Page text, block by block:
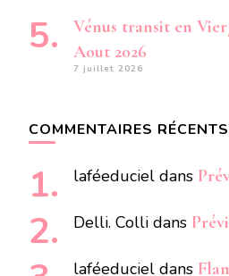
Vénus transit en
Aout 2026
7 juillet 2026
COMMENTAIRES RÉCENTS
laféeduciel dans
Delli. Colli dans
laféeduciel dans